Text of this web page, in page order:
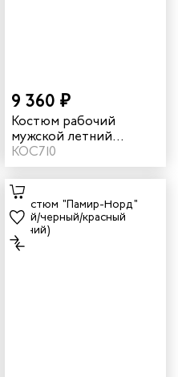
9 360 ₽
Костюм рабочий
мужской летний
"Кранц" цвет маренго/
черный/голубой
КОС710